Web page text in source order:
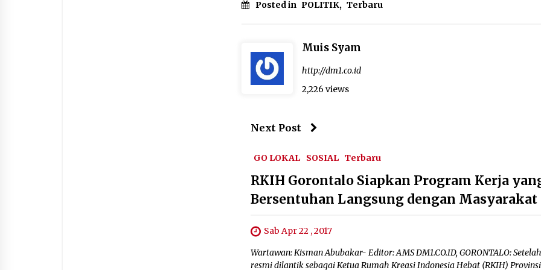
Posted in POLITIK, Terbaru
Muis Syam
http://dm1.co.id
2,226 views
Next Post
GO LOKAL SOSIAL Terbaru
RKIH Gorontalo Siapkan Program Kerja
Bersentuhan Langsung dengan Masyarakat
Sab Apr 22 , 2017
Wartawan: Kisman Abubakar- Editor: AMS DM1.CO.ID, GORONTALO: Setelah
resmi dilantik sebagai Ketua Rumah Kreasi Indonesia Hebat (RKIH) Provinsi